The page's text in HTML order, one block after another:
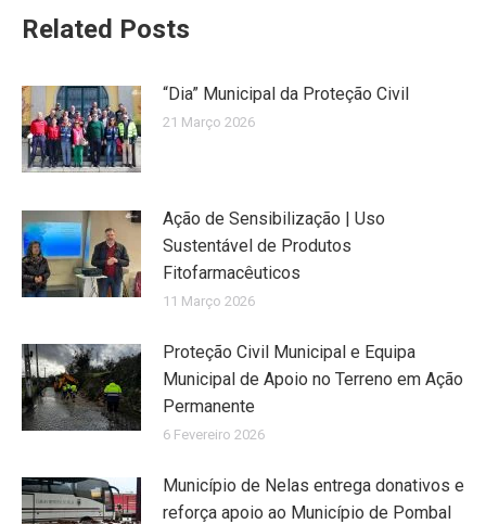
Related Posts
“Dia” Municipal da Proteção Civil
21 Março 2026
Ação de Sensibilização | Uso
Sustentável de Produtos
Fitofarmacêuticos
11 Março 2026
Proteção Civil Municipal e Equipa
Municipal de Apoio no Terreno em Ação
Permanente
6 Fevereiro 2026
Município de Nelas entrega donativos e
reforça apoio ao Município de Pombal